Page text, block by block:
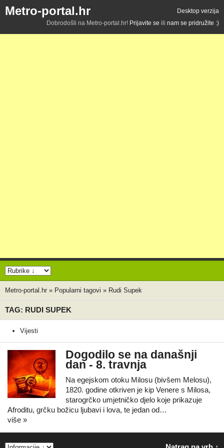
Metro-portal.hr
Desktop verzija
Dobrodošli na Metro-portal.hr! Prijavite se ili nam se pridružite :)
Metro-portal.hr » Popularni tagovi » Rudi Supek
TAG: RUDI SUPEK
Vijesti
Dogodilo se na današnji
dan - 8. travnja
Na egejskom otoku Milosu (bivšem Melosu),
1820. godine otkriven je kip Venere s Milosa,
starogrčko umjetničko djelo koje prikazuje
Afroditu, grčku božicu ljubavi i lova, te jedan od…
više »